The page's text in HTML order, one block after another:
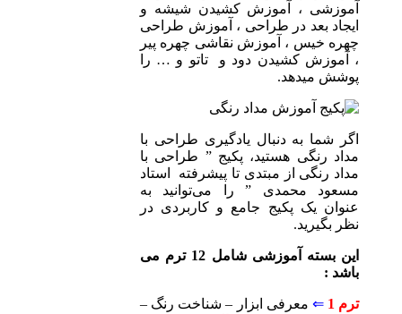
آموزشی ، آموزش کشیدن شیشه و
ایجاد بعد در طراحی ، آموزش طراحی
چهره خیس ، آموزش نقاشی چهره پیر
، آموزش کشیدن دود و تاتو و … را
پوشش میدهد.
اگر شما به دنبال یادگیری طراحی با
مداد رنگی هستید، پکیج ” طراحی با
مداد رنگی از مبتدی تا پیشرفته استاد
مسعود محمدی ” را می‌توانید به
عنوان یک پکیج جامع و کاربردی در
نظر بگیرید.
این بسته آموزشی شامل 12 ترم می
باشد :
ترم 1 ⇐ معرفی ابزار – شناخت رنگ –